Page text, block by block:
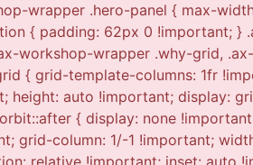
wrapper .hero-panel { max-
{ padding: 62px 0 !important; }
workshop-wrapper .why-grid,
{ grid-template-columns: 1fr
auto !important; display:
{ display: none
column: 1/-1 !important;
relative !important; inset: auto